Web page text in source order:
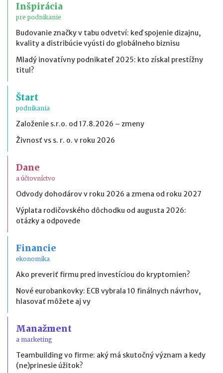
Inšpirácia
pre podnikanie
Budovanie značky v tabu odvetví: keď spojenie dizajnu,
kvality a distribúcie vyústi do globálneho biznisu
Mladý inovatívny podnikateľ 2025: kto získal prestížny
titul?
Štart
podnikania
Založenie s.r.o. od 17.8.2026 – zmeny
Živnosť vs s. r. o. v roku 2026
Dane
a účtovníctvo
Odvody dohodárov v roku 2026 a zmena od roku 2027
Výplata rodičovského dôchodku od augusta 2026:
otázky a odpovede
Financie
ekonomika
Ako preveriť firmu pred investíciou do kryptomien?
Nové eurobankovky: ECB vybrala 10 finálnych návrhov,
hlasovať môžete aj vy
Manažment
a marketing
Teambuilding vo firme: aký má skutočný význam a kedy
(ne)prinesie úžitok?